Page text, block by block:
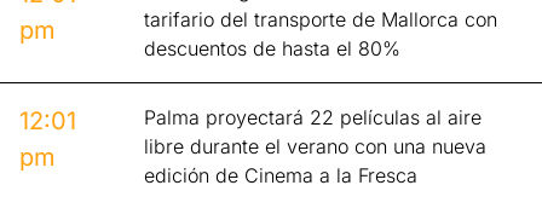
pm
tarifario del transporte de Mallorca con
descuentos de hasta el 80%
12:01
pm
Palma proyectará 22 películas al aire
libre durante el verano con una nueva
edición de Cinema a la Fresca